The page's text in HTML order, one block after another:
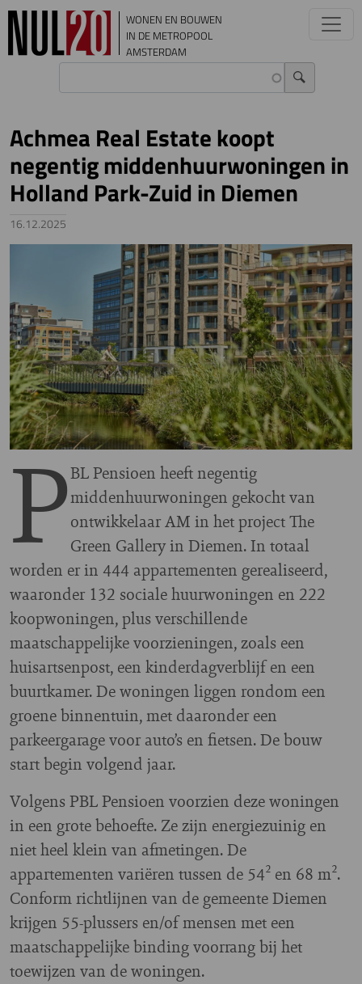
Overslaan en naar de inhoud gaan
WONEN EN BOUWEN
IN DE METROPOOL
AMSTERDAM
Achmea Real Estate koopt
negentig middenhuurwoningen in
Holland Park-Zuid in Diemen
16.12.2025
PBL Pensioen heeft negentig
middenhuurwoningen gekocht van
ontwikkelaar AM in het project The
Green Gallery in Diemen. In totaal
worden er in 444 appartementen gerealiseerd,
waaronder 132 sociale huurwoningen en 222
koopwoningen, plus verschillende
maatschappelijke voorzieningen, zoals een
huisartsenpost, een kinderdagverblijf en een
buurtkamer. De woningen liggen rondom een
groene binnentuin, met daaronder een
parkeergarage voor auto’s en fietsen. De bouw
start begin volgend jaar.
Volgens PBL Pensioen voorzien deze woningen
in een grote behoefte. Ze zijn energiezuinig en
niet heel klein van afmetingen. De
appartementen variëren tussen de 54² en 68 m².
Conform richtlijnen van de gemeente Diemen
krijgen 55-plussers en/of mensen met een
maatschappelijke binding voorrang bij het
toewijzen van de woningen.